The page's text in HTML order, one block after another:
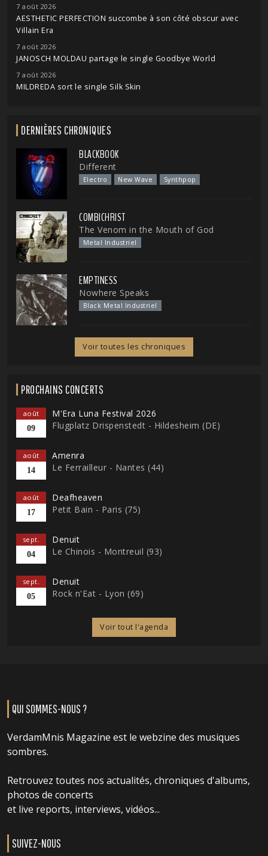
7 août 2026
AESTHETIC PERFECTION succombe à son côté obscur avec
Villain Era
7 août 2026
JANOSCH MOLDAU partage le single Goodbye World
7 août 2026
MILDREDA sort le single Silk Skin
DERNIÈRES CHRONIQUES
BLACKBOOK
Different
Electro New Wave Synthpop
COMBICHRIST
The Venom in the Mouth of God
Metal Industriel
EMPTINESS
Nowhere Speaks
Black Metal Industriel
Voir toutes les chroniques
PROCHAINS CONCERTS
août
09
M'Era Luna Festival 2026
Flugplatz Drispenstedt - Hildesheim (DE)
août
14
Amenra
Le Ferrailleur - Nantes (44)
août
17
Deafheaven
Petit Bain - Paris (75)
sept.
04
Denuit
Le Chinois - Montreuil (93)
sept.
05
Denuit
Rock n'Eat - Lyon (69)
Voir tout l'agenda
QUI SOMMES-NOUS ?
VerdamMnis Magazine est le webzine des musiques
sombres.
Retrouvez toutes nos actualités, chroniques d'albums,
photos de concerts
et live reports, interviews, vidéos...
SUIVEZ-NOUS